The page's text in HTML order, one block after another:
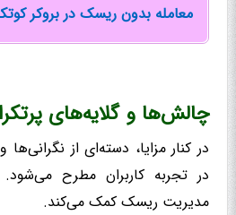
معامله بدون ریسک در بروکر
چالش‌ها و گلایه‌های
در کنار مزایا، دسته‌ای از نگرانی‌ها
در تجربه کاربران مطرح
مدیریت ریسک کمک می‌کند.